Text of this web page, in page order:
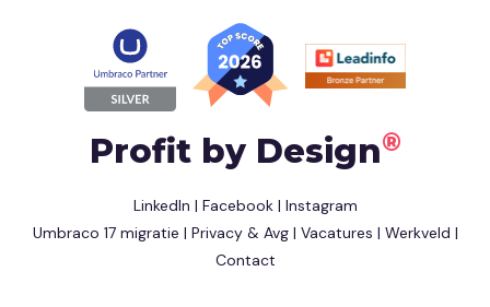
Profit by Design®
LinkedIn | Facebook| Instagram
Umbraco 17 migratie | Privacy & Avg| Vacatures | Werkveld |
Contact